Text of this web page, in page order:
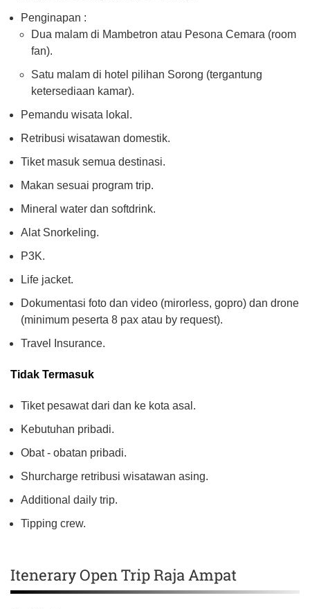
Penginapan :
Dua malam di Mambetron atau Pesona Cemara (room
fan).
Satu malam di hotel pilihan Sorong (tergantung
ketersediaan kamar).
Pemandu wisata lokal.
Retribusi wisatawan domestik.
Tiket masuk semua destinasi.
Makan sesuai program trip.
Mineral water dan softdrink.
Alat Snorkeling.
P3K.
Life jacket.
Dokumentasi foto dan video (mirorless, gopro) dan drone
(minimum peserta 8 pax atau by request).
Travel Insurance.
Tidak Termasuk
Tiket pesawat dari dan ke kota asal.
Kebutuhan pribadi.
Obat - obatan pribadi.
Shurcharge retribusi wisatawan asing.
Additional daily trip.
Tipping crew.
Itenerary Open Trip Raja Ampat